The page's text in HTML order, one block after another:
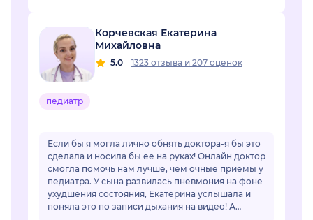
Корчевская Екатерина
Михайловна
5.0 1323 отзыва и 207 оценок
педиатр
Если бы я могла лично обнять доктора-я бы это
сделала и носила бы ее на руках! Онлайн доктор
смогла помочь нам лучше, чем очные приемы у
педиатра. У сына развилась пневмония на фоне
ухудшения состояния, Екатерина услышала и
поняла это по записи дыхания на видео! А